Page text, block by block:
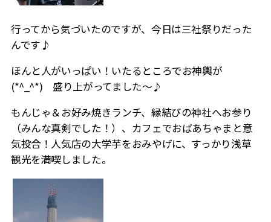
行ってから気づいたのですが、今日は三社祭りだった
んです♪
ほんと人がいっぱい！いたるところでお神輿が
(*^_^*) 盛り上がってました～♪
もんじゃ＆お好み焼きランチ、縁結びの神社へお参り
（みんな真剣でした！）、カフェでおばあちゃまと意
気投合！人気店の大学芋をおみやげに、すっかり浅草
観光を満喫しました。